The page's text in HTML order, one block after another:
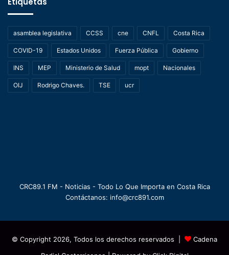
asamblea legislativa CCSS cne CNFL Costa Rica
COVID-19 Estados Unidos Fuerza Pública Gobierno
INS MEP Ministerio de Salud mopt Nacionales
OIJ Rodrigo Chaves. TSE ucr
CRC89.1 FM - Noticias - Todo Lo Que Importa en Costa Rica
Contáctanos: info@crc891.com
© Copyright 2026, Todos los derechos reservados |
Cadena